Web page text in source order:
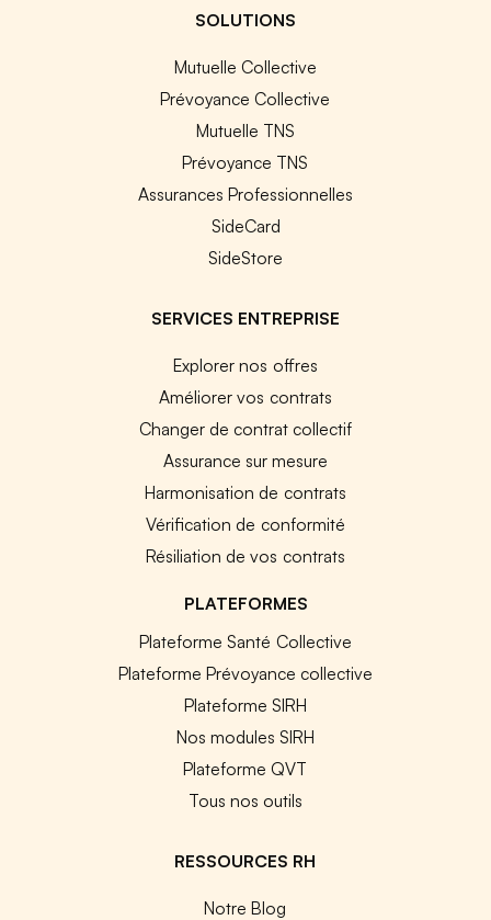
SOLUTIONS
Mutuelle Collective
Prévoyance Collective
Mutuelle TNS
Prévoyance TNS
Assurances Professionnelles
SideCard
SideStore
SERVICES ENTREPRISE
Explorer nos offres
Améliorer vos contrats
Changer de contrat collectif
Assurance sur mesure
Harmonisation de contrats
Vérification de conformité
Résiliation de vos contrats
PLATEFORMES
Plateforme Santé Collective
Plateforme Prévoyance collective
Plateforme SIRH
Nos modules SIRH
Plateforme QVT
Tous nos outils
RESSOURCES RH
Notre Blog